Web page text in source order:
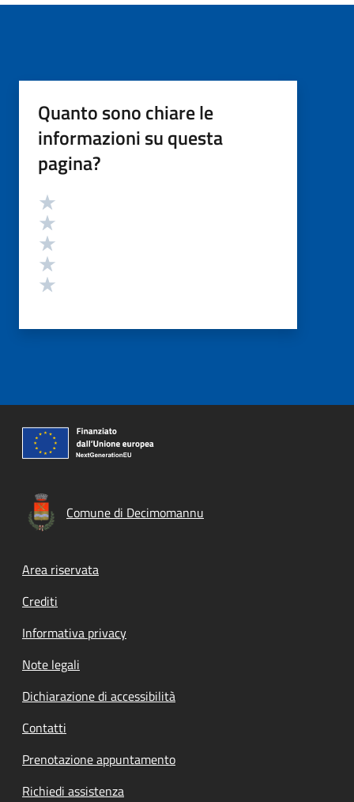
Quanto sono chiare le
informazioni su questa
pagina?
Valutazione
Comune di Decimomannu
Footer menu
Area riservata
Crediti
Informativa privacy
Note legali
Dichiarazione di accessibilità
Contatti
Prenotazione appuntamento
Richiedi assistenza